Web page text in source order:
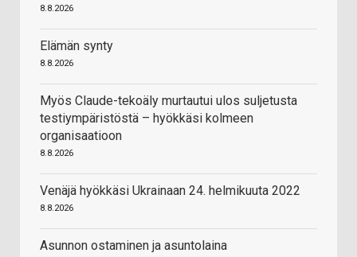
8.8.2026
Elämän synty
8.8.2026
Myös Claude-tekoäly murtautui ulos suljetusta
testiympäristöstä – hyökkäsi kolmeen
organisaatioon
8.8.2026
Venäjä hyökkäsi Ukrainaan 24. helmikuuta 2022
8.8.2026
Asunnon ostaminen ja asuntolaina